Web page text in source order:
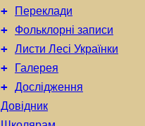
+ Переклади
+ Фольклорні записи
+ Листи Лесі Українки
+ Галерея
+ Дослідження
Довідник